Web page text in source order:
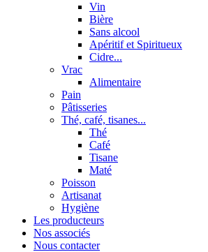
Vin
Bière
Sans alcool
Apéritif et Spiritueux
Cidre...
Vrac
Alimentaire
Pain
Pâtisseries
Thé, café, tisanes...
Thé
Café
Tisane
Maté
Poisson
Artisanat
Hygiène
Les producteurs
Nos associés
Nous contacter